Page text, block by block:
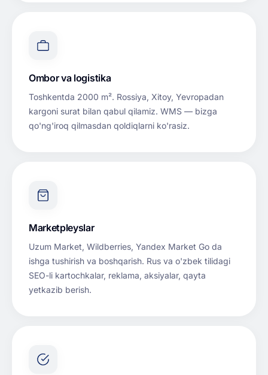
Ombor va logistika
Toshkentda 2000 m². Rossiya, Xitoy, Yevropadan
kargoni surat bilan qabul qilamiz. WMS — bizga
qo'ng'iroq qilmasdan qoldiqlarni ko'rasiz.
Marketpleyslar
Uzum Market, Wildberries, Yandex Market Go da
ishga tushirish va boshqarish. Rus va o'zbek tilidagi
SEO-li kartochkalar, reklama, aksiyalar, qayta
yetkazib berish.